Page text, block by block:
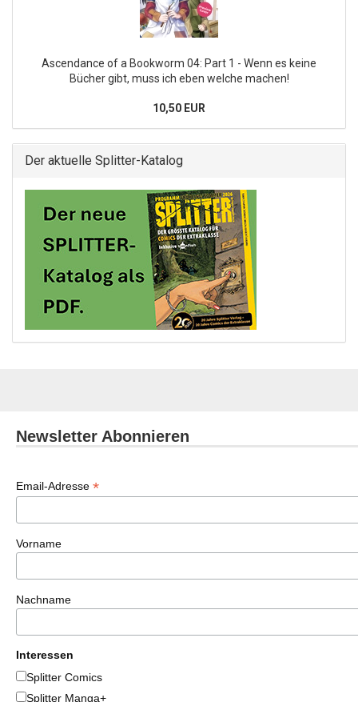
Ascendance of a Bookworm 04: Part 1 - Wenn es keine
Bücher gibt, muss ich eben welche machen!
10,50 EUR
Der aktuelle Splitter-Katalog
Newsletter Abonnieren
Email-Adresse *
Vorname
Nachname
Interessen
Splitter Comics
Splitter Manga+